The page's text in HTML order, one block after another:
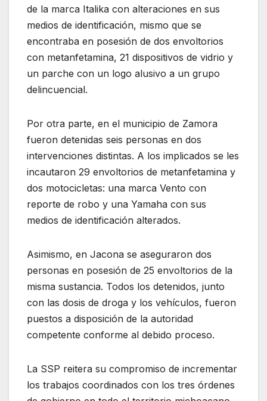
de la marca Italika con alteraciones en sus
medios de identificación, mismo que se
encontraba en posesión de dos envoltorios
con metanfetamina, 21 dispositivos de vidrio y
un parche con un logo alusivo a un grupo
delincuencial.
Por otra parte, en el municipio de Zamora
fueron detenidas seis personas en dos
intervenciones distintas. A los implicados se les
incautaron 29 envoltorios de metanfetamina y
dos motocicletas: una marca Vento con
reporte de robo y una Yamaha con sus
medios de identificación alterados.
Asimismo, en Jacona se aseguraron dos
personas en posesión de 25 envoltorios de la
misma sustancia. Todos los detenidos, junto
con las dosis de droga y los vehículos, fueron
puestos a disposición de la autoridad
competente conforme al debido proceso.
La SSP reitera su compromiso de incrementar
los trabajos coordinados con los tres órdenes